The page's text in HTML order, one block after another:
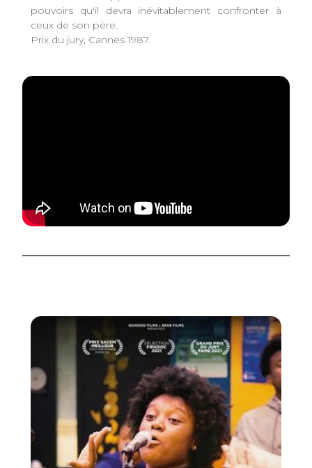
pouvoirs qu'il devra inévitablement confronter à
ceux de son père.
Prix du jury, Cannes 1987.